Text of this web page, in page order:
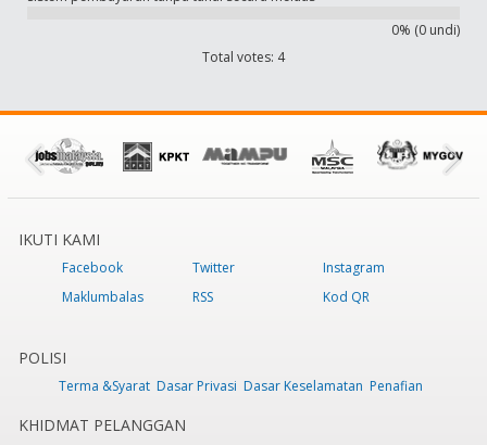
0% (0 undi)
Total votes: 4
IKUTI KAMI
Facebook Twitter
Instagram
Maklumbalas
RSS Kod QR
POLISI
Terma &Syarat Dasar Privasi Dasar Keselamatan Penafian
KHIDMAT PELANGGAN